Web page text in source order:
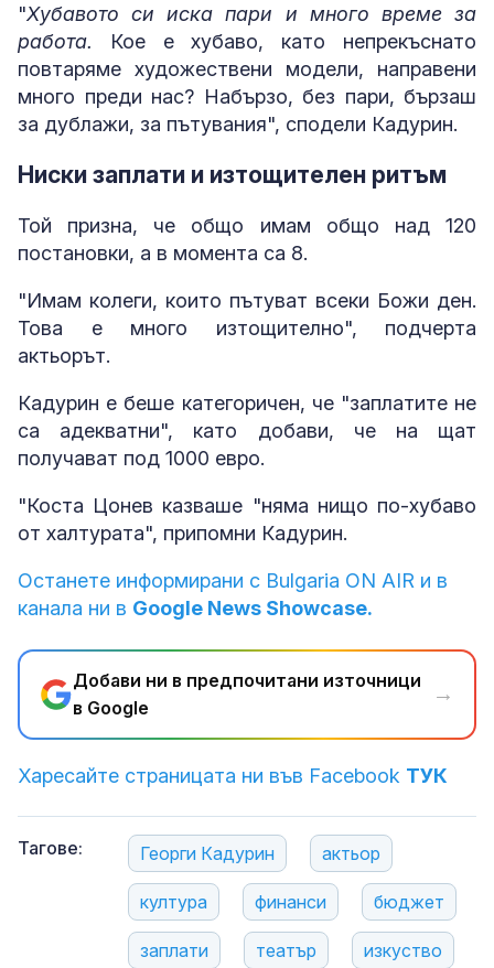
"Хубавото си иска пари и много време за
работа.
Кое е хубаво, като непрекъснато
повтаряме художествени модели, направени
много преди нас? Набързо, без пари, бързаш
за дублажи, за пътувания", сподели Кадурин.
Ниски заплати и изтощителен ритъм
Той призна, че общо имам общо над 120
постановки, а в момента са 8.
"Имам колеги, които пътуват всеки Божи ден.
Това е много изтощително", подчерта
актьорът.
Кадурин е беше категоричен, че "заплатите не
са адекватни", като добави, че на щат
получават под 1000 евро.
"Коста Цонев казваше "няма нищо по-хубаво
от халтурата", припомни Кадурин.
Останете информирани с Bulgaria ON AIR и в
канала ни в Google News Showcase.
Добави ни в предпочитани източници
в Google
→
Харесайте страницата ни във Facebook ТУК
Тагове: Георги Кадурин актьор
култура финанси бюджет
заплати театър изкуство